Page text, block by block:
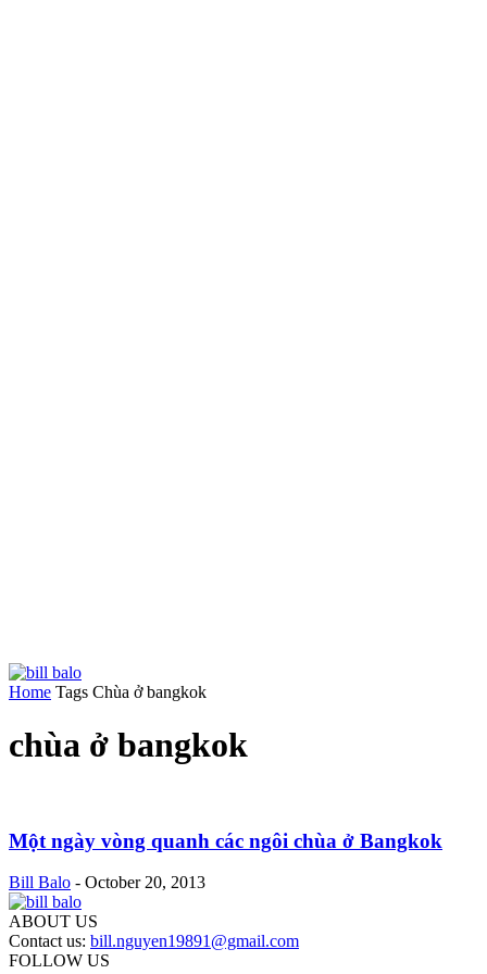
Home Tags Chùa ở bangkok
chùa ở bangkok
Một ngày vòng quanh các ngôi chùa ở Bangkok
Bill Balo - October 20, 2013
ABOUT US
Contact us: bill.nguyen19891@gmail.com
FOLLOW US